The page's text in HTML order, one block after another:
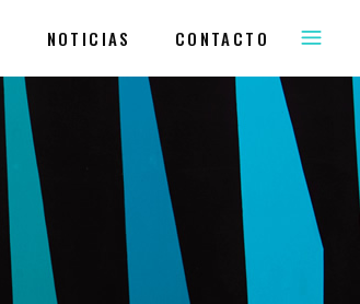
NOTICIAS CONTACTO